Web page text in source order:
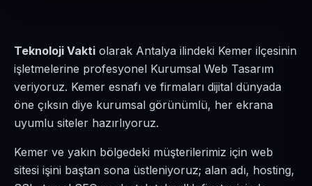
Teknoloji Vakti olarak Antalya ilindeki Kemer ilçesinin
işletmelerine profesyonel Kurumsal Web Tasarım
veriyoruz. Kemer esnafı ve firmaları dijital dünyada
öne çıksın diye kurumsal görünümlü, her ekrana
uyumlu siteler hazırlıyoruz.
Kemer ve yakın bölgedeki müşterilerimiz için web
sitesi işini baştan sona üstleniyoruz; alan adı, hosting,